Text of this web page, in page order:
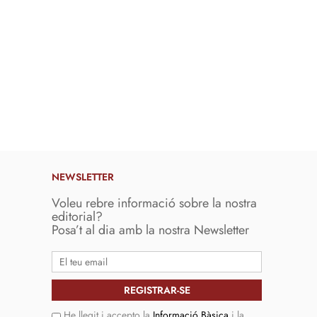
NEWSLETTER
Voleu rebre informació sobre la nostra
editorial?
Posa’t al dia amb la nostra Newsletter